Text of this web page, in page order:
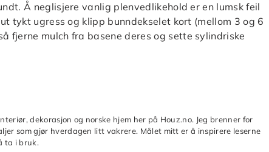
Å neglisjere vanlig plenvedlikehold er en lumsk feil
tykt ugress og klipp bunndekselet kort (mellom 3 og 6
fjerne mulch fra basene deres og sette sylindriske
dekorasjon og norske hjem her på Houz.no. Jeg brenner for
som gjør hverdagen litt vakrere. Målet mitt er å inspirere leserne
ta i bruk.